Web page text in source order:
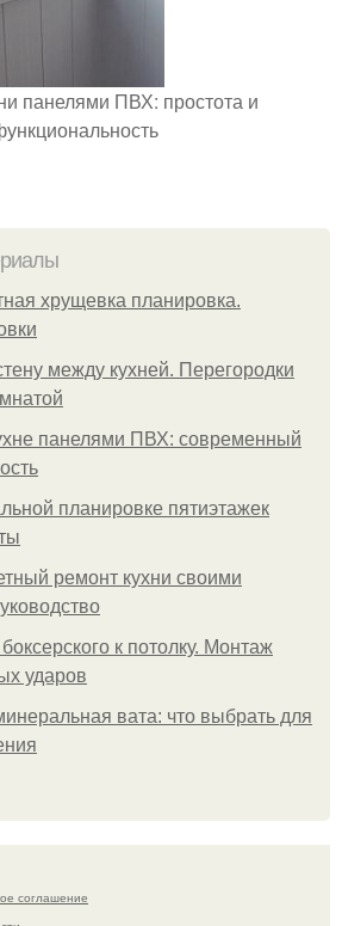
панелями ПВХ: простота и
хрущевка планировка.
между кухней. Перегородки
панелями ПВХ: современный
планировке пятиэтажек
ремонт кухни своими
к потолку. Монтаж
ударов
вата: что выбрать для
соглашение